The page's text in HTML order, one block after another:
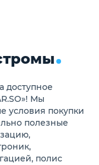
доступное
Мы
условия покупки
полезные
полис